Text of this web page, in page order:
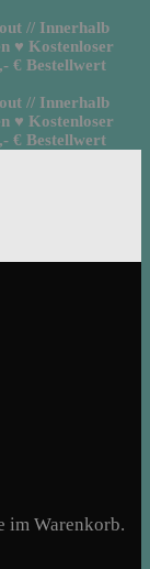
// Innerhalb
♥ Kostenloser
€ Bestellwert
// Innerhalb
♥ Kostenloser
€ Bestellwert
im Warenkorb.